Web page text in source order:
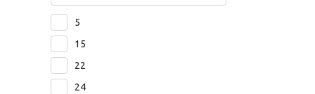
5
15
22
24